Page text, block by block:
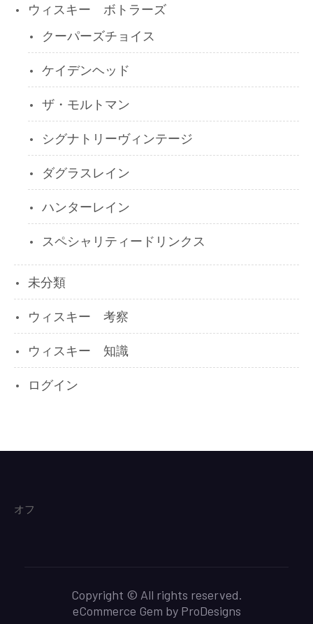
ウィスキー ボトラーズ
クーパーズチョイス
ケイデンヘッド
ザ・モルトマン
シグナトリーヴィンテージ
ダグラスレイン
ハンターレイン
スペシャリティードリンクス
未分類
ウィスキー 考察
ウィスキー 知識
ログイン
オフ
Copyright © All rights reserved.
eCommerce Gem by ProDesigns